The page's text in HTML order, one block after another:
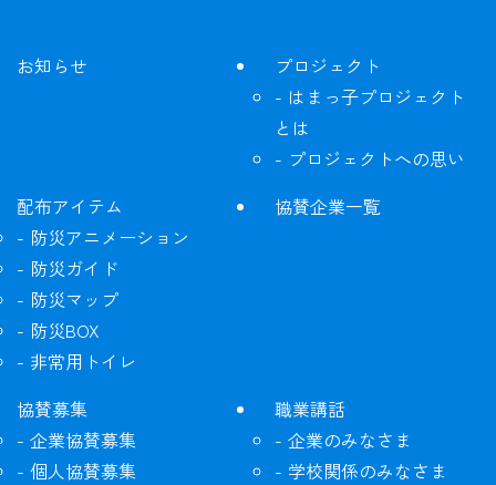
お知らせ
プロジェクト
はまっ子プロジェクト
とは
プロジェクトへの思い
配布アイテム
防災アニメーション
防災ガイド
防災マップ
防災BOX
非常用トイレ
協賛企業一覧
協賛募集
企業協賛募集
個人協賛募集
職業講話
企業のみなさま
学校関係のみなさま